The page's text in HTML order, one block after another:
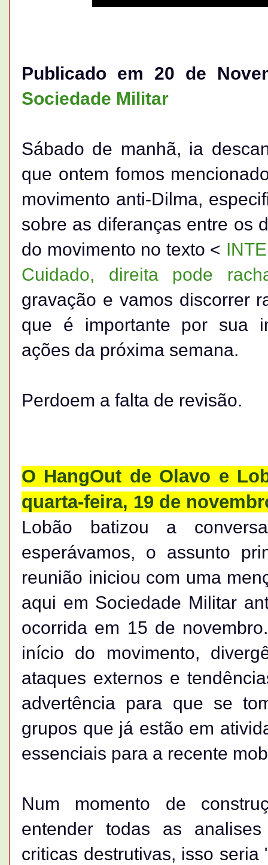
Publicado em 20 de
Sociedade Militar
Sábado de manhã, ia
que ontem fomos
movimento anti-Dilma,
sobre as diferanças entre os
do movimento no texto <
Cuidado, direita pode
gravação e vamos discorrer
que é importante por sua
ações da próxima semana.
Perdoem a falta de revisão.
O HangOut de Olavo e
quarta-feira, 19 de
Lobão batizou a
esperávamos, o assunto
reunião iniciou com uma
aqui em Sociedade Militar
ocorrida em 15 de
início do movimento,
ataques externos e
advertência para que se
grupos que já estão em
essenciais para a recente
Num momento de
entender todas as
criticas destrutivas, isso